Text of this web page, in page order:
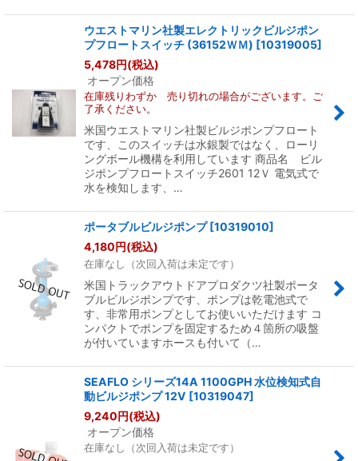
ウエストマリン社製エレクトリックビルジポン
プフロートスイッチ (36152ＷＭ) [10319005]
5,478円(税込)
オープン価格
在庫残りわずか 売り切れの場合がございます。ご
了承ください。
米国ウエストマリン社製ビルジポンプフロート
です、このスイッチは水銀製ではなく、ローリ
ングボール機構を利用しています 商品名 ビル
ジポンプフロートスイッチ2601 12Ｖ 電気式で
水を検知します、…
ポータブルビルジポンプ [10319010]
4,180円(税込)
在庫なし（次回入荷は未定です）
米国トラックアウトドアプロダクツ社製ポータ
ブルビルジポンプです、ポンプは乾電池式で
す、非常用ポンプとしてお使いいただけます コ
ンパクトでポンプを固定するため４箇所の吸盤
が付いていますホースも付いて（…
SEAFLO シリーズ14A 1100GPH 水位検知式自
動ビルジポンプ 12V [10319047]
9,240円(税込)
オープン価格
在庫なし（次回入荷は未定です）